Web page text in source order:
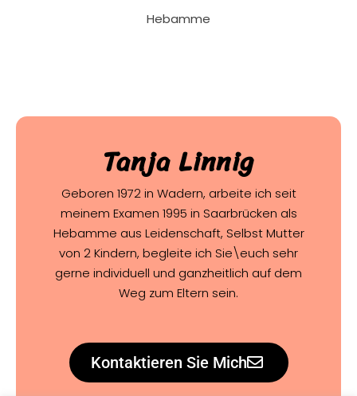
Hebamme
Tanja Linnig
Geboren 1972 in Wadern, arbeite ich seit
meinem Examen 1995 in Saarbrücken als
Hebamme aus Leidenschaft, Selbst Mutter
von 2 Kindern, begleite ich Sie\euch sehr
gerne individuell und ganzheitlich auf dem
Weg zum Eltern sein.
Kontaktieren Sie Mich